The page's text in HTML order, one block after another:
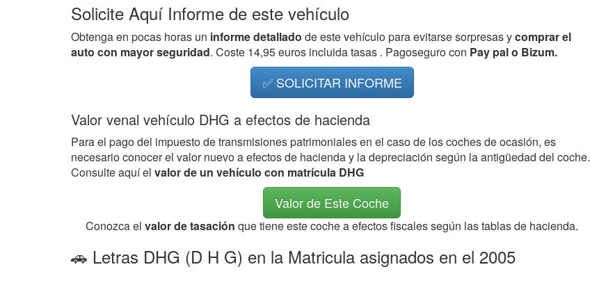
Solicite Aquí Informe de este vehículo
Obtenga en pocas horas un informe detallado de este vehículo para evitarse sorpresas ycomprar el
auto con mayor seguridad. Coste 14,95 euros incluida tasas . Pagoseguro con Pay pal o Bizum.
✅ SOLICITAR INFORME
Valor venal vehículo DHG a efectos de hacienda
Para el pago del impuesto de transmisiones patrimoniales en el caso de los coches de ocasión, es
necesario conocer el valor nuevo a efectos de hacienda y la depreciación según la antigüedad del coche.
Consulte aquí el valor de un vehículo con matrícula DHG
Valor de Este Coche
Conozca el valor de tasación que tiene este coche a efectos fiscales según las tablas de hacienda.
🚗 Letras DHG (D H G) en la Matricula asignados en el 2005